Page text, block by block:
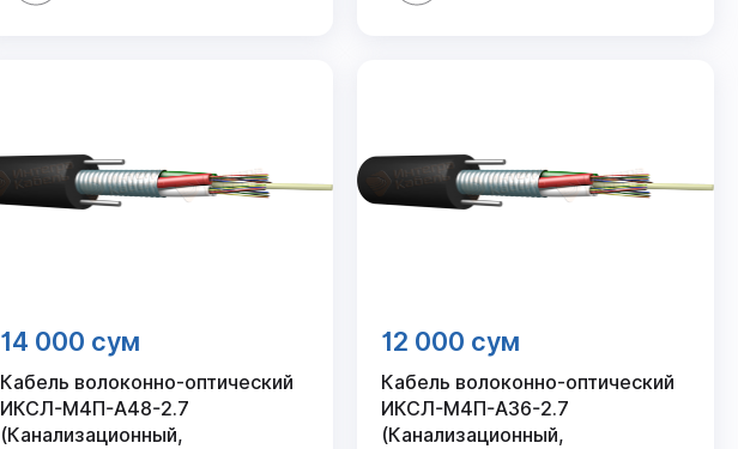
14 000 сум
Кабель волоконно-оптический
ИКСЛ-М4П-А48-2.7
(Канализационный,
12 000 сум
Кабель волоконно-оптический
ИКСЛ-М4П-А36-2.7
(Канализационный,